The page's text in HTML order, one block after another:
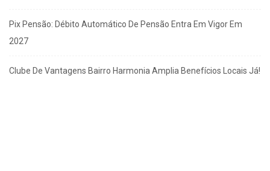
Pix Pensão: Débito Automático De Pensão Entra Em Vigor Em
2027
Clube De Vantagens Bairro Harmonia Amplia Benefícios Locais Já!